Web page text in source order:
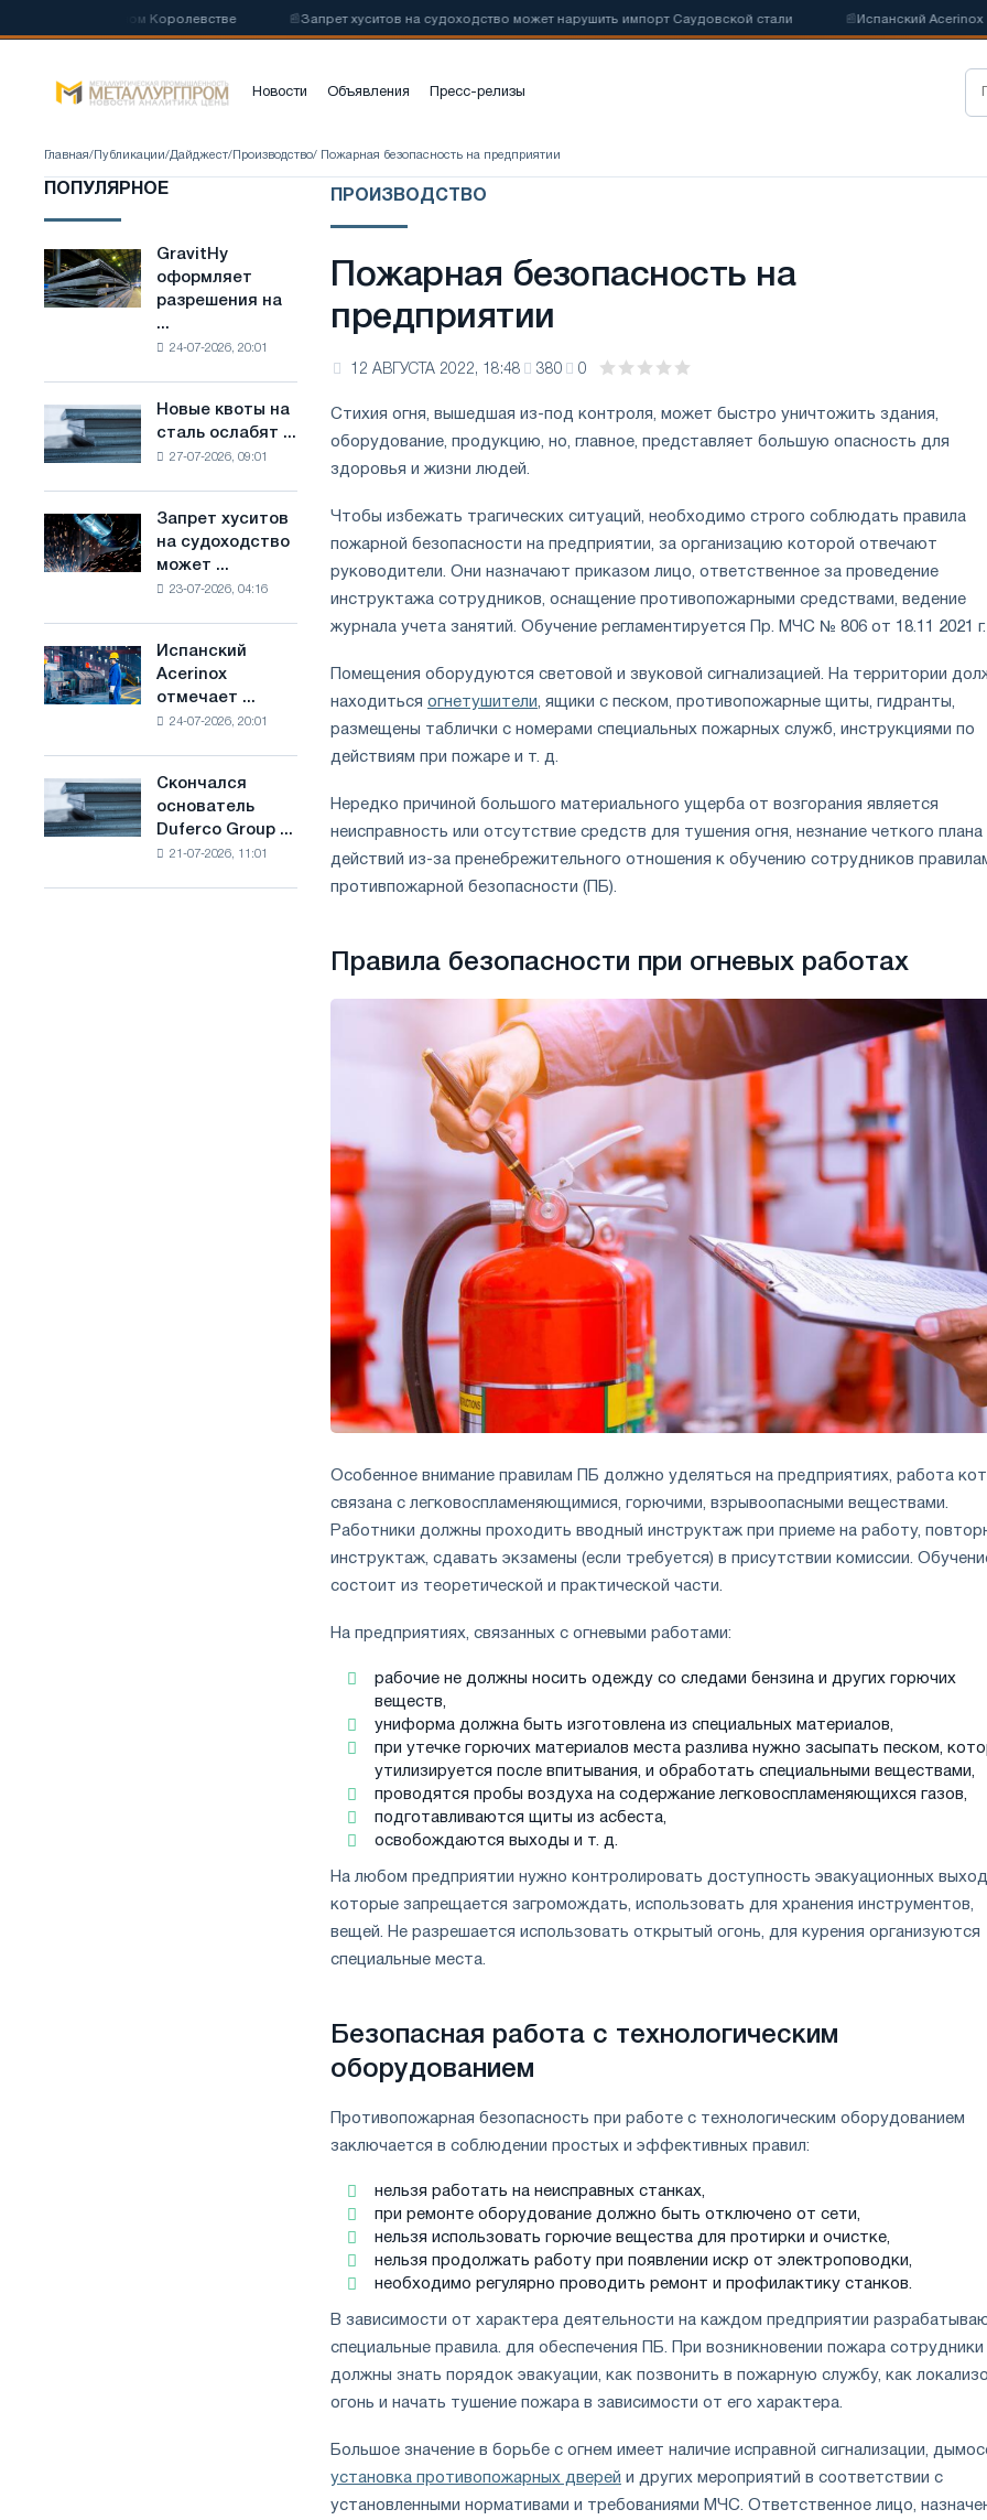
Соединенном Королевстве Запрет хуситов на судоходство может нарушить импорт Саудовской стали Испанский Acerinox
Новости Объявления Пресс-релизы
Главная/ Публикации/Дайджест/ Производство/ Пожарная безопасность на предприятии
ПОПУЛЯРНОЕ
GravitHy
оформляет
разрешения
строительство
производству
низкоуглеродистой
на
основе
водорода
во
GravitHy
оформляет
разрешения на
...
24-07-2026, 20:01
Новые
квоты
на
конкуренцию
в
Новые квоты на
сталь ослабят ...
27-07-2026, 09:01
Запрет
хуситов
на
импорт
Саудовской
Запрет хуситов
на судоходство
может ...
23-07-2026, 04:16
Испанский
Acerinox
отмечает
положительную
втором
полугодии
мерам
Испанский
Acerinox
отмечает ...
24-07-2026, 20:01
Скончался
основатель
Duferco
Скончался
основатель
Duferco Group ...
21-07-2026, 11:01
ПРОИЗВОДСТВО
Пожарная безопасность на
предприятии
12 АВГУСТА 2022, 18:48 380 0
Стихия огня, вышедшая из-под контроля, может быстро уничтожить здания,
оборудование, продукцию, но, главное, представляет большую опасность для
здоровья и жизни людей.
Чтобы избежать трагических ситуаций, необходимо строго соблюдать правила
пожарной безопасности на предприятии, за организацию которой отвечают
руководители. Они назначают приказом лицо, ответственное за проведение
инструктажа сотрудников, оснащение противопожарными средствами, ведение
журнала учета занятий. Обучение регламентируется Пр. МЧС № 806 от 18.11 2021 г.
Помещения оборудуются световой и звуковой сигнализацией. На территории
находиться огнетушители, ящики с песком, противопожарные щиты, гидранты,
размещены таблички с номерами специальных пожарных служб, инструкциями по
действиям при пожаре и т. д.
Нередко причиной большого материального ущерба от возгорания является
неисправность или отсутствие средств для тушения огня, незнание четкого плана
действий из-за пренебрежительного отношения к обучению сотрудников
противпожарной безопасности (ПБ).
Правила безопасности при огневых работах
Особенное внимание правилам ПБ должно уделяться на предприятиях, работа
связана с легковоспламеняющимися, горючими, взрывоопасными веществами.
Работники должны проходить вводный инструктаж при приеме на работу,
инструктаж, сдавать экзамены (если требуется) в присутствии комиссии.
состоит из теоретической и практической части.
На предприятиях, связанных с огневыми работами:
рабочие не должны носить одежду со следами бензина и других горючих
веществ,
униформа должна быть изготовлена из специальных материалов,
при утечке горючих материалов места разлива нужно засыпать песком,
утилизируется после впитывания, и обработать специальными веществами,
проводятся пробы воздуха на содержание легковоспламеняющихся газов,
подготавливаются щиты из асбеста,
освобождаются выходы и т. д.
На любом предприятии нужно контролировать доступность эвакуационных
которые запрещается загромождать, использовать для хранения инструментов,
вещей. Не разрешается использовать открытый огонь, для курения организуются
специальные места.
Безопасная работа с технологическим
оборудованием
Противопожарная безопасность при работе с технологическим оборудованием
заключается в соблюдении простых и эффективных правил:
нельзя работать на неисправных станках,
при ремонте оборудование должно быть отключено от сети,
нельзя использовать горючие вещества для протирки и очистке,
нельзя продолжать работу при появлении искр от электроповодки,
необходимо регулярно проводить ремонт и профилактику станков.
В зависимости от характера деятельности на каждом предприятии
специальные правила. для обеспечения ПБ. При возникновении пожара сотрудники
должны знать порядок эвакуации, как позвонить в пожарную службу, как
огонь и начать тушение пожара в зависимости от его характера.
Большое значение в борьбе с огнем имеет наличие исправной сигнализации,
установка противопожарных дверей и других мероприятий в соответствии с
установленными нормативами и требованиями МЧС. Ответственное лицо,